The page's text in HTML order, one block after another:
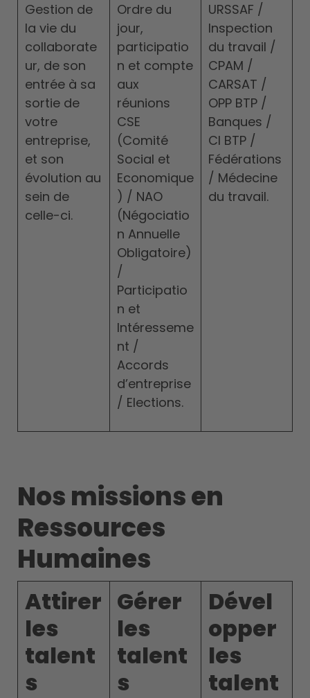
Gestion de
la vie du
collaborate
ur, de son
entrée à sa
sortie de
votre
entreprise,
et son
évolution au
sein de
celle-ci.
Ordre du
jour,
participatio
n et compte
aux
réunions
CSE
(Comité
Social et
Economique
) / NAO
(Négociatio
n Annuelle
Obligatoire)
/
Participatio
n et
Intéresseme
nt /
Accords
d’entreprise
/ Elections.
URSSAF /
Inspection
du travail /
CPAM /
CARSAT /
OPP BTP /
Banques /
CI BTP /
Fédérations
/ Médecine
du travail.
Nos missions en
Ressources
Humaines
Attirer
les
talent
s
Gérer
les
talent
s
Dével
opper
les
talent